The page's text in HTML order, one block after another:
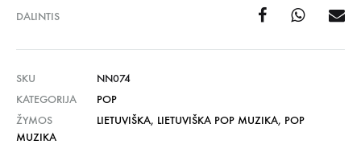
DALINTIS
SKU
NN074
KATEGORIJA
POP
ŽYMOS
LIETUVIŠKA, LIETUVIŠKA POP MUZIKA, POP
MUZIKA